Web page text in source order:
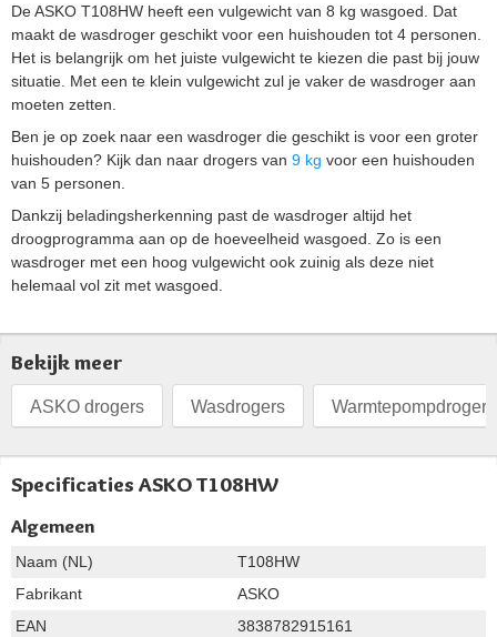
De ASKO T108HW heeft een vulgewicht van 8 kg wasgoed. Dat
maakt de wasdroger geschikt voor een huishouden tot 4 personen.
Het is belangrijk om het juiste vulgewicht te kiezen die past bij jouw
situatie. Met een te klein vulgewicht zul je vaker de wasdroger aan
moeten zetten.
Ben je op zoek naar een wasdroger die geschikt is voor een groter
huishouden? Kijk dan naar drogers van 9 kg voor een huishouden
van 5 personen.
Dankzij beladingsherkenning past de wasdroger altijd het
droogprogramma aan op de hoeveelheid wasgoed. Zo is een
wasdroger met een hoog vulgewicht ook zuinig als deze niet
helemaal vol zit met wasgoed.
Bekijk meer
ASKO drogers Wasdrogers Warmtepompdrogers
Specificaties ASKO T108HW
Algemeen
Naam (NL)
T108HW
Fabrikant
ASKO
EAN
3838782915161